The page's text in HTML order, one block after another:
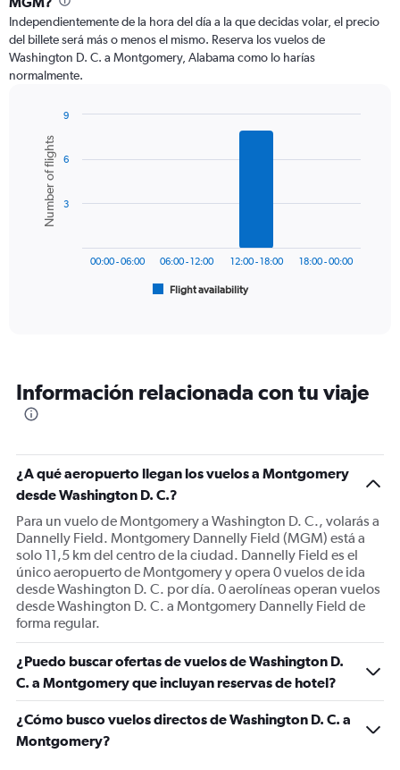
categories.
The
chart
has
axis
displaying
values.
Range:
Independientemente de la hora del día a la que decidas volar, el precio
del billete será más o menos el mismo. Reserva los vuelos de
Washington D. C. a Montgomery, Alabama como lo harías
normalmente.
chart
with
bars.
The
categories.
The
Y
axis
displaying
Number
of
flights.
Range:
0
to
9.
Chart
graphic.
Number of flights
Flight availability
00:00 - 06:00 06:00 - 12:00 12:00 - 18:00 18:00 - 00:00
3
6
9
Información relacionada con tu viaje
¿A qué aeropuerto llegan los vuelos a Montgomery
desde Washington D. C.?
Para un vuelo de Montgomery a Washington D. C., volarás a
Dannelly Field. Montgomery Dannelly Field (MGM) está a
solo 11,5 km del centro de la ciudad. Dannelly Field es el
único aeropuerto de Montgomery y opera 0 vuelos de ida
desde Washington D. C. por día. 0 aerolíneas operan vuelos
desde Washington D. C. a Montgomery Dannelly Field de
forma regular.
¿Puedo buscar ofertas de vuelos de Washington D.
C. a Montgomery que incluyan reservas de hotel?
¿Cómo busco vuelos directos de Washington D. C. a
Montgomery?